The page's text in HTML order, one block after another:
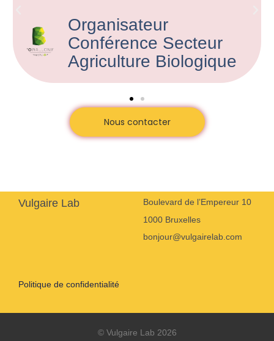
Employé Hub
Nous contacter
Vulgaire Lab
Boulevard de l’Empereur 10
1000 Bruxelles
bonjour@vulgairelab.com
Politique de confidentialité
© Vulgaire Lab 2026